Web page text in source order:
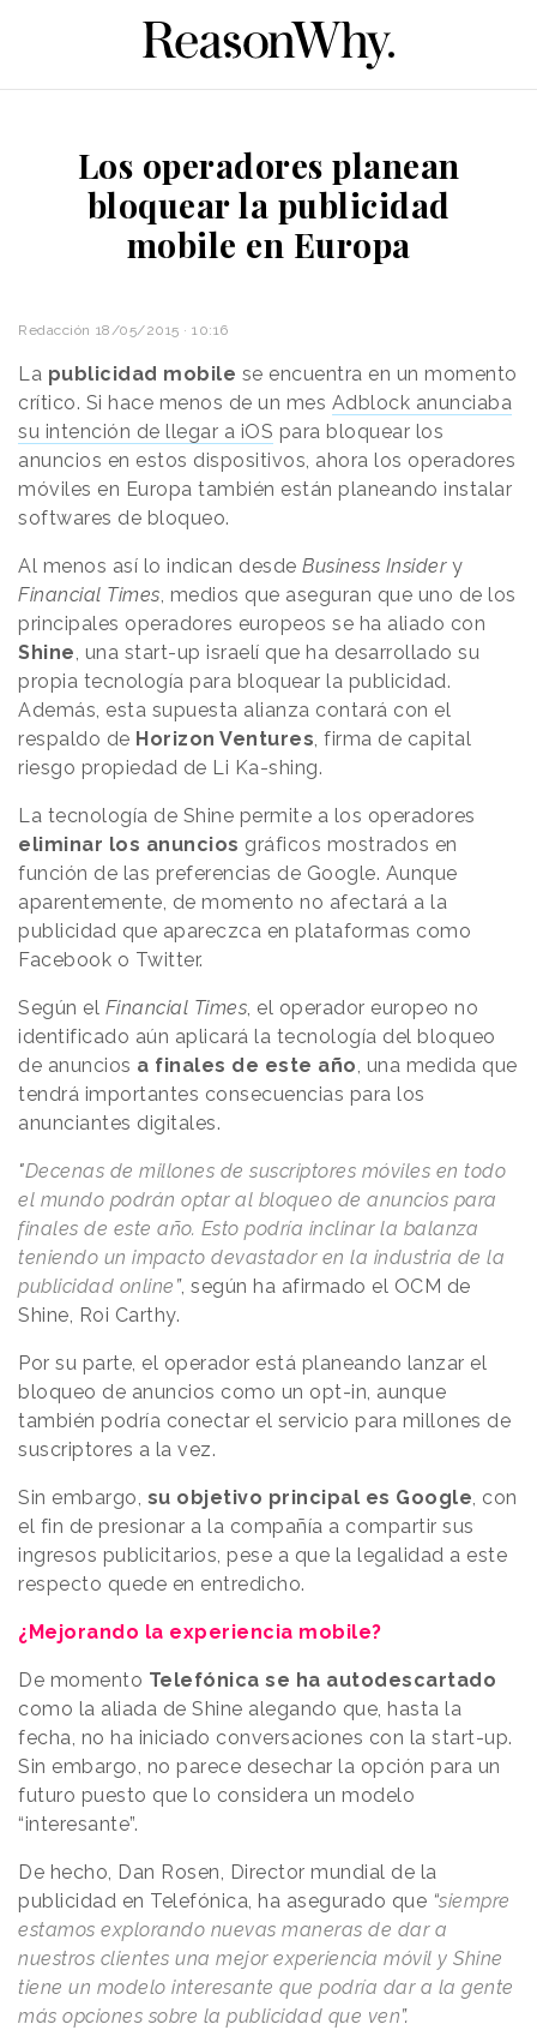
Los operadores planean
bloquear la publicidad
mobile en Europa
Redacción 18/05/2015 · 10:16
La publicidad mobile se encuentra en un momento
crítico. Si hace menos de un mes Adblock anunciaba
su intención de llegar a iOS para bloquear los
anuncios en estos dispositivos, ahora los operadores
móviles en Europa también están planeando instalar
softwares de bloqueo.
Al menos así lo indican desde Business Insider y
Financial Times , medios que aseguran que uno de los
principales operadores europeos se ha aliado con
Shine , una start-up israelí que ha desarrollado su
propia tecnología para bloquear la publicidad.
Además, esta supuesta alianza contará con el
respaldo de Horizon Ventures , firma de capital
riesgo propiedad de Li Ka-shing.
La tecnología de Shine permite a los operadores
eliminar los anuncios gráficos mostrados en
función de las preferencias de Google. Aunque
aparentemente, de momento no afectará a la
publicidad que apareczca en plataformas como
Facebook o Twitter.
Según el Financial Times , el operador europeo no
identificado aún aplicará la tecnología del bloqueo
de anuncios a finales de este año , una medida que
tendrá importantes consecuencias para los
anunciantes digitales.
"Decenas de millones de suscriptores móviles en todo
el mundo podrán optar al bloqueo de anuncios para
finales de este año. Esto podría inclinar la balanza
teniendo un impacto devastador en la industria de la
publicidad online ”, según ha afirmado el OCM de
Shine, Roi Carthy.
Por su parte, el operador está planeando lanzar el
bloqueo de anuncios como un opt-in, aunque
también podría conectar el servicio para millones de
suscriptores a la vez.
Sin embargo, su objetivo principal es Google , con
el fin de presionar a la compañía a compartir sus
ingresos publicitarios, pese a que la legalidad a este
respecto quede en entredicho.
¿Mejorando la experiencia mobile?
De momento Telefónica se ha autodescartado
como la aliada de Shine alegando que, hasta la
fecha, no ha iniciado conversaciones con la start-up.
Sin embargo, no parece desechar la opción para un
futuro puesto que lo considera un modelo
“interesante”.
De hecho, Dan Rosen, Director mundial de la
publicidad en Telefónica, ha asegurado que “siempre
estamos explorando nuevas maneras de dar a
nuestros clientes una mejor experiencia móvil y Shine
tiene un modelo interesante que podría dar a la gente
más opciones sobre la publicidad que ven”.